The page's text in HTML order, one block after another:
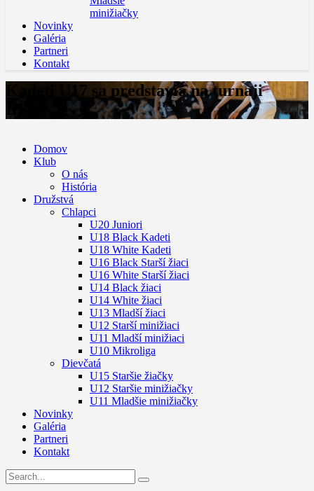
minižiačky
Novinky
Galéria
Partneri
Kontakt
Kadeti U17 sa predstavia na turnaji
EYBL
Domov
Klub
O nás
História
Družstvá
Chlapci
U20 Juniori
U18 Black Kadeti
U18 White Kadeti
U16 Black Starší žiaci
U16 White Starší žiaci
U14 Black žiaci
U14 White žiaci
U13 Mladší žiaci
U12 Starší minižiaci
U11 Mladší minižiaci
U10 Mikroliga
Dievčatá
U15 Staršie žiačky
U12 Staršie minižiačky
U11 Mladšie minižiačky
Novinky
Galéria
Partneri
Kontakt